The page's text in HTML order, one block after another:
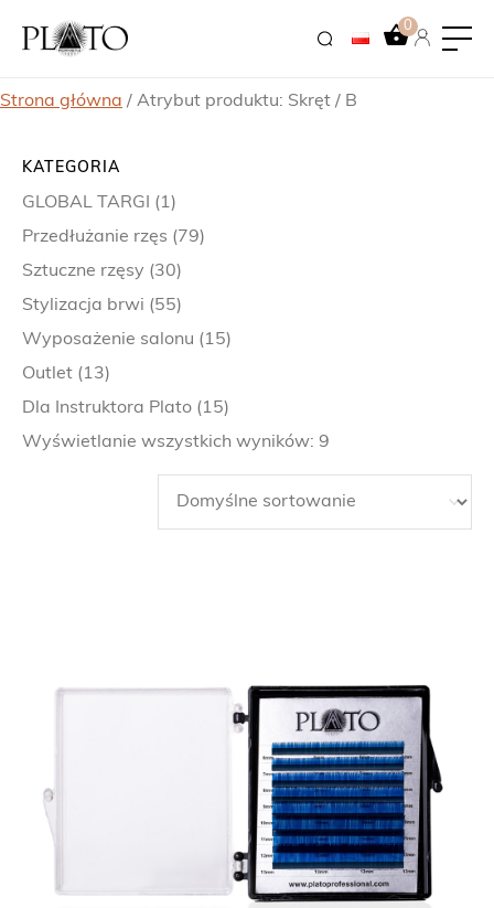
0
Strona główna / Atrybut produktu: Skręt / B
KATEGORIA
GLOBAL TARGI
(1)
Przedłużanie rzęs (79)
Sztuczne rzęsy (30)
Stylizacja brwi (55)
Wyposażenie salonu (15)
Outlet (13)
Dla Instruktora Plato (15)
Wyświetlanie wszystkich wyników: 9